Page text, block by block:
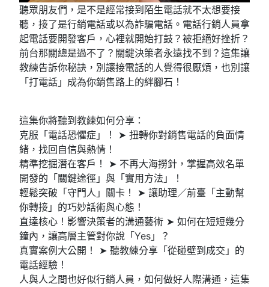
聽眾朋友們，是不是經常接到陌生電話就不太想要接
聽，接了是行銷電話或以為詐騙電話。電話行銷人員拿
起電話要開發客戶，心裡就開始打鼓？被拒絕好挫折？
前台那關總是過不了？關鍵決策者永遠找不到？這集讓
教練告訴你秘訣，別讓接電話的人覺得很厭煩，也別讓
「打電話」成為你銷售路上的絆腳石！
這集你將聽到教練如何分享：
克服「電話恐懼症」！ ➤ 扭轉你對銷售電話的負面情
緒，找回自信與熱情！
精準挖掘潛在客戶！ ➤ 不再大海撈針，掌握高效名單
開發的「關鍵途徑」與「實用方法」！
輕鬆突破「守門人」關卡！ ➤ 讓助理／前臺「主動幫
你轉接」的巧妙話術與心態！
直達核心！影響決策者的溝通藝術 ➤ 如何在短短幾分
鐘內，讓高層主管對你說「Yes」？
真實案例大公開！ ➤ 聽教練分享「從碰壁到成交」的
電話經驗！
人與人之間也好似行銷人員，如何做好人際溝通，這集